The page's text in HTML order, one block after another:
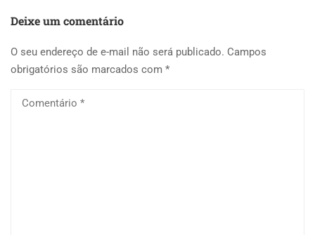
Deixe um comentário
O seu endereço de e-mail não será publicado. Campos
obrigatórios são marcados com *